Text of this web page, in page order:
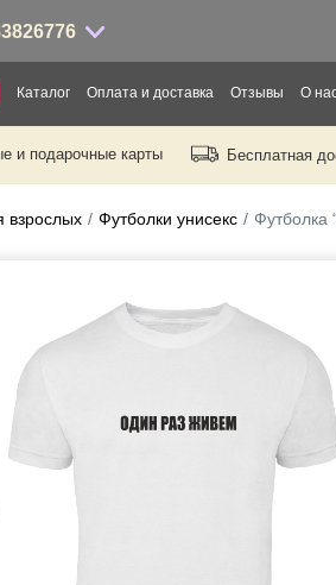
Каталог
Одежда для взрослых
Одежда для детей
Головные уборы
Трусы
Посуда
Термопосуда
Канцелярия
Оплата и доставка Отзывы О
и подарочные карты Бесплатная
взрослых Футболки унисекс Футболка